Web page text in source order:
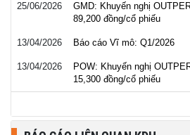
25/06/2026
GMD: Khuyến nghị
89,200 đồng/cổ phiếu
13/04/2026 Báo cáo Vĩ mô: Q1/2026
13/04/2026
POW: Khuyến nghị
15,300 đồng/cổ phiếu